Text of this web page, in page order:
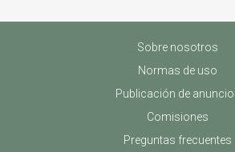
Sobre nosotros
Normas de uso
Publicación de
Comisiones
Preguntas frecuentes